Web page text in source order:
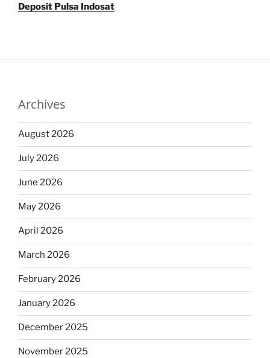
Deposit Pulsa Indosat
Archives
August 2026
July 2026
June 2026
May 2026
April 2026
March 2026
February 2026
January 2026
December 2025
November 2025